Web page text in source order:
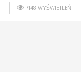
7148 WYŚWIETLEŃ